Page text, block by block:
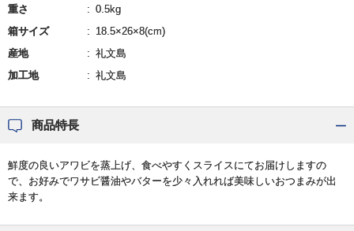
重さ
0.5kg
箱サイズ
18.5×26×8(cm)
産地
礼文島
加工地
礼文島
商品特長
鮮度の良いアワビを蒸上げ、食べやすくスライスにてお届けしますの
で、お好みでワサビ醤油やバターを少々入れれば美味しいおつまみが出
来ます。